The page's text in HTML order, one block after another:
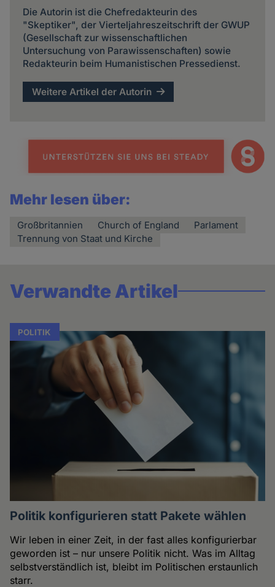
Die Autorin ist die Chefredakteurin des
"Skeptiker", der Vierteljahreszeitschrift der GWUP
(Gesellschaft zur wissenschaftlichen
Untersuchung von Parawissenschaften) sowie
Redakteurin beim Humanistischen Pressedienst.
Weitere Artikel der Autorin
Mehr lesen über:
Großbritannien Church of England
Parlament
Trennung von Staat und Kirche
Verwandte Artikel
POLITIK
Politik konfigurieren statt Pakete wählen
Wir leben in einer Zeit, in der fast alles konfigurierbar
geworden ist – nur unsere Politik nicht. Was im Alltag
selbstverständlich ist, bleibt im Politischen erstaunlich
starr.